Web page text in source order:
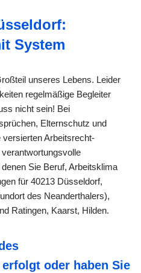
System
unseres Lebens. Leider
regelmäßige Begleiter
nicht sein! Bei
Elternschutz und
Arbeitsrecht-
Sie Beruf, Arbeitsklima
für 40213 Düsseldorf,
des Neanderthalers),
Ratingen, Kaarst, Hilden.
oder haben Sie